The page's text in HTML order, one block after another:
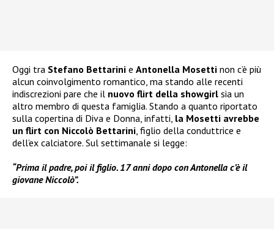
Oggi tra Stefano Bettarini e Antonella Mosetti non c’è più
alcun coinvolgimento romantico, ma stando alle recenti
indiscrezioni pare che il nuovo flirt della showgirl sia un
altro membro di questa famiglia. Stando a quanto riportato
sulla copertina di Diva e Donna, infatti, la Mosetti avrebbe
un flirt con Niccolò Bettarini, figlio della conduttrice e
dell’ex calciatore. Sul settimanale si legge:
“Prima il padre, poi il figlio. 17 anni dopo con Antonella c’è il
giovane Niccolò”.